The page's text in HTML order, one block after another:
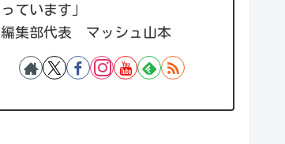
っています」
編集部代表 マッシュ山本